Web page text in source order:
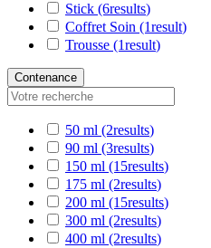
Stick (6results)
Coffret Soin (1result)
Trousse (1result)
Contenance
50 ml (2results)
90 ml (3results)
150 ml (15results)
175 ml (2results)
200 ml (15results)
300 ml (2results)
400 ml (2results)